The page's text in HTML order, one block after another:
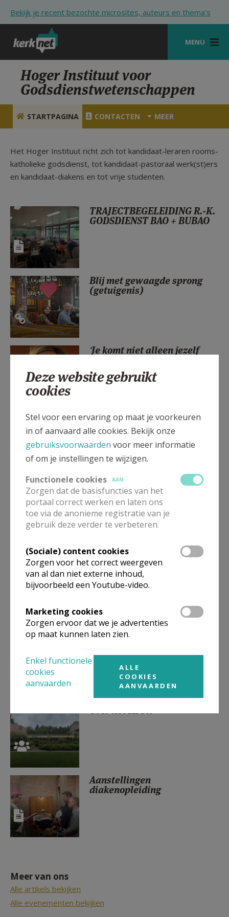
Bekijk je recent bezochte microsites, auteurs en thema's
MENU
STARTPAGINA
KERK
VIERINGEN
ZOEKEN
HULP
MIJN PAROCHIE
AANMELDEN OF REGISTREREN
Hoger Instituut voor
Godsdienstwetenschappen
STARTPAGINA CONTACTEN MEER
Het Hoger Instituut richt zich tot kandidaat-leraren rooms-
katholieke godsdienst, tot kandidaat-pastoraal werk(st)ers
en kandidaat-diakens en tot vrije studenten.
TRAJECTBEGELEIDING R.-K.
GODSDIENST BAO + BUBAO
Blij met gewaagde sprong
(getuigenis)
'Je komt niet alleen jezelf
opleiding
Elk een reden om theologie te
studeren
Reglementen
Onze brochure 2026-2027
Online Inschrijven
Over het HIGW
Aanstellingen
diakenopleiding
Meer van ons
Alle artikels bekijken
Alle evenementen bekijken
Deze website gebruikt
cookies
Stel voor een ervaring op maat je voorkeuren
in of aanvaard alle cookies. Bekijk onze
gebruiksvoorwaarden voor meer informatie
of om je instellingen te wijzigen.
Functionele cookies
AAN
Zorgen dat de basisfuncties van het
portaal correct werken en laten ons
toe via de anonieme registratie van je
gebruik deze verder te verbeteren.
(Sociale) content cookies
Zorgen voor het correct weergeven
van al dan niet externe inhoud,
bijvoorbeeld een Youtube-video.
Marketing cookies
Zorgen ervoor dat we je advertenties
op maat kunnen laten zien.
Enkel functionele
cookies
aanvaarden
ALLE
COOKIES
AANVAARDEN